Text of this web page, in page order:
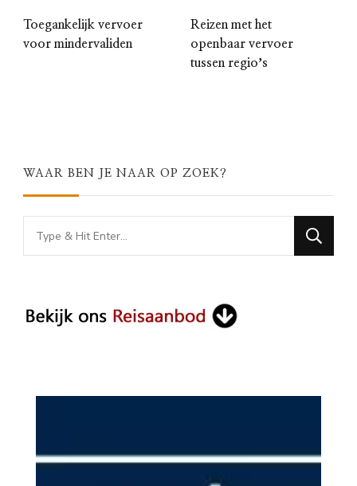
Toegankelijk vervoer
voor mindervaliden
Reizen met het
openbaar vervoer
tussen regioʼs
WAAR BEN JE NAAR OP ZOEK?
Looking
for